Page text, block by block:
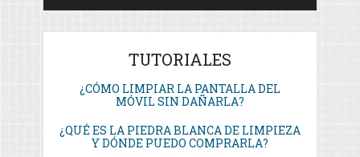
TUTORIALES
¿CÓMO LIMPIAR LA PANTALLA DEL
MÓVIL SIN DAÑARLA?
¿QUÉ ES LA PIEDRA BLANCA DE LIMPIEZA
Y DÓNDE PUEDO COMPRARLA?